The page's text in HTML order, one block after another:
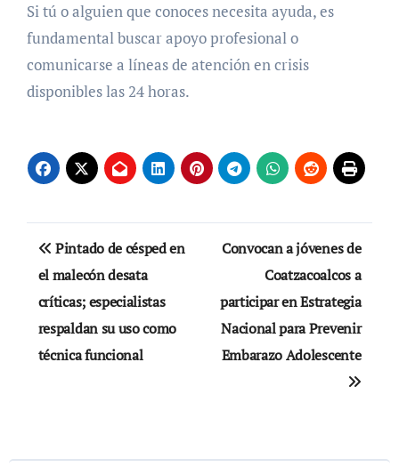
Si tú o alguien que conoces necesita ayuda, es
fundamental buscar apoyo profesional o
comunicarse a líneas de atención en crisis
disponibles las 24 horas.
Navegación
de
entradas
Pintado de césped en
el malecón desata
críticas; especialistas
respaldan su uso como
técnica funcional
Convocan a jóvenes de
Coatzacoalcos a
participar en Estrategia
Nacional para Prevenir
Embarazo Adolescente